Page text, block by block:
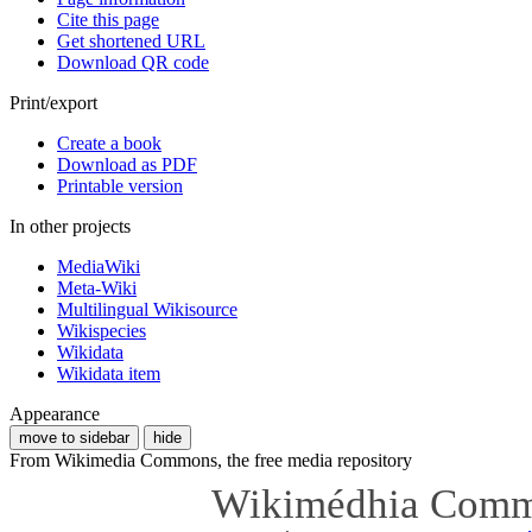
Cite this page
Get shortened URL
Download QR code
Print/export
Create a book
Download as PDF
Printable version
In other projects
MediaWiki
Meta-Wiki
Multilingual Wikisource
Wikispecies
Wikidata
Wikidata item
Appearance
move to sidebar hide
From Wikimedia Commons, the free media repository
Wikimédhia